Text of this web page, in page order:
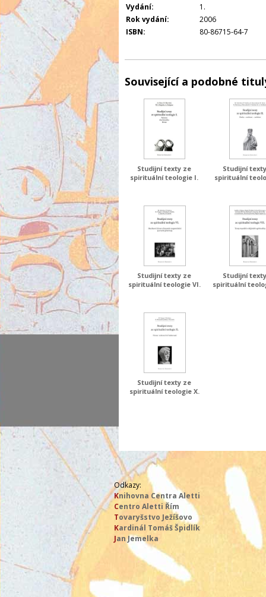
Vydání:
1.
Rok vydání:
2006
ISBN:
80-86715-64-7
Související a podobné
Studijní texty ze
spirituální teologie I.
Studijní
spirituální
Studijní texty ze
spirituální teologie VI.
Studijní
spirituální
Studijní texty ze
spirituální teologie X.
Odkazy:
Knihovna Centra Aletti
Centro Aletti Řím
Tovaryšstvo Ježíšovo
Kardinál Tomáš Špidlík
Jan Jemelka